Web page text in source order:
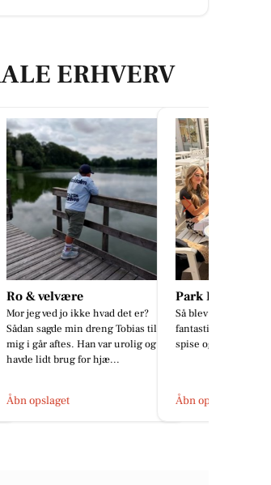
ERHVERV
til
og
Park Hotel Frederikshavn
Så blev teamet fejret efter en
fantastisk sæson, med lidt godt at
spise og drikke 🥂☀️ Tak for jer🙏🥰
Åbn opslaget